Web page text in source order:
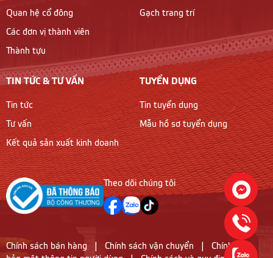
Quan hệ cổ đông
Các đơn vị thành viên
Thành tựu
Gạch trang trí
TIN TỨC & TƯ VẤN
Tin tức
Tư vấn
Kết quả sản xuất kinh doanh
TUYỂN DỤNG
Tin tuyển dụng
Mẫu hồ sơ tuyển dụng
Theo dõi chúng tôi
Chính sách bán hàng Chính sách vận chuyển
Chính sách